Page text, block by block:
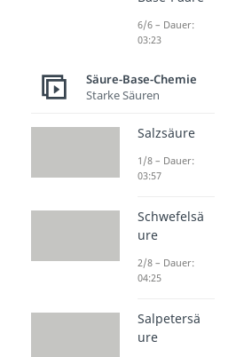
6/6 – Dauer:
03:23
Säure-Base-Chemie
Starke Säuren
Salzsäure
1/8 – Dauer:
03:57
Schwefelsä
ure
2/8 – Dauer:
04:25
Salpetersä
ure